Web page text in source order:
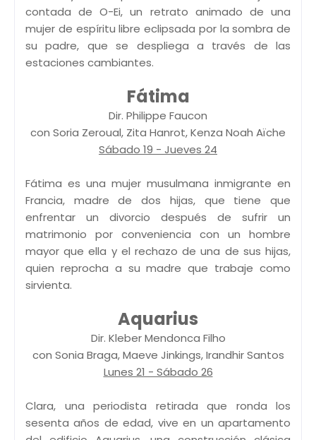
contada de O-Ei, un retrato animado de una
mujer de espíritu libre eclipsada por la sombra de
su padre, que se despliega a través de las
estaciones cambiantes.
Fátima
Dir. Philippe Faucon
con Soria Zeroual, Zita Hanrot, Kenza Noah Aïche
Sábado 19 - Jueves 24
Fátima es una mujer musulmana inmigrante en
Francia, madre de dos hijas, que tiene que
enfrentar un divorcio después de sufrir un
matrimonio por conveniencia con un hombre
mayor que ella y el rechazo de una de sus hijas,
quien reprocha a su madre que trabaje como
sirvienta.
Aquarius
Dir. Kleber Mendonca Filho
con Sonia Braga, Maeve Jinkings, Irandhir Santos
Lunes 21 - Sábado 26
Clara, una periodista retirada que ronda los
sesenta años de edad, vive en un apartamento